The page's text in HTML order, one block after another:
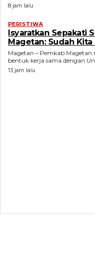
8 jam lalu
PERISTIWA
Isyaratkan Sepakati
Magetan: Sudah
Magetan – Pemkab
bentuk kerja sama dengan
13 jam lalu